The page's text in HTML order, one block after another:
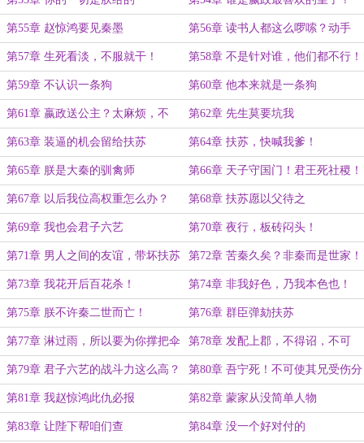
第55章 赵惊鸿要见秦墨 第56章 读书人都这么啰嗦？动手
啊！
第57章 生死看淡，不服就干！ 第58章 不是针对谁，他们都不行！
第59章 不认识一条狗 第60章 他本来就是一条狗
第61章 嬴政送公主？太麻烦，不
要！
第62章 先生莫要坑我
第63章 装逼的机会留给扶苏 第64章 扶苏，快喊我爹！
第65章 朕是大秦的驯禽师 第66章 天子守国门！君王死社稷！
第67章 以后我位高权重怎么办？ 第68章 扶苏愿以父待之
第69章 我也会君子六艺 第70章 夜行，板砖闷头！
第71章 男人之间的友谊，带坏扶苏 第72章 苦秦久矣？非秦而是世家！
第73章 我花开后百花杀！ 第74章 非我好色，乃我本色也！
第75章 朕不许秦二世而亡！ 第76章 群臣弹劾扶苏
第77章 淋过雨，所以要为你撑把伞 第78章 发配上郡，不得诏，不可
归！
第79章 君子六艺的战斗力这么高？ 第80章 吾宁死！不可使其兄受伤分
毫！
第81章 我赵惊鸿此仇必报 第82章 蒙家从没简单人物
第83章 让陛下帮咱们查 第84章 没一个好对付的